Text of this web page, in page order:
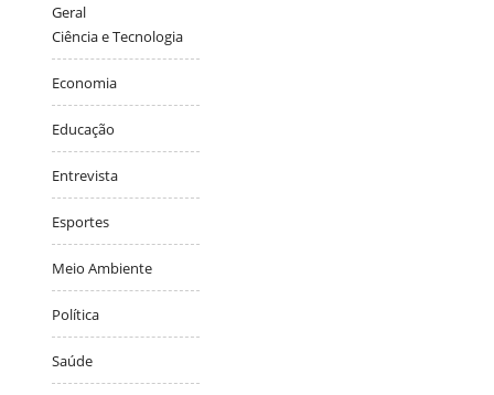
Geral
Ciência e Tecnologia
Economia
Educação
Entrevista
Esportes
Meio Ambiente
Política
Saúde